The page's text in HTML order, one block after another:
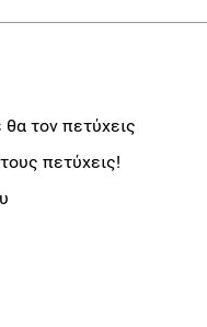
τον πετύχεις
πετύχεις!